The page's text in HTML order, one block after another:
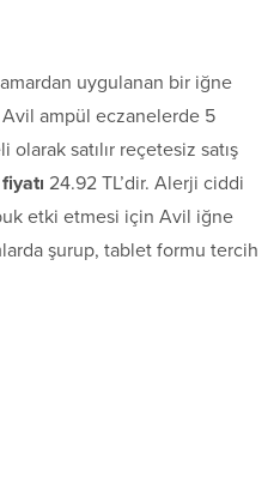
uygulanan bir iğne
ampül eczanelerde 5
satılır reçetesiz satış
24.92 TL’dir. Alerji ciddi
etki etmesi için Avil iğne
şurup, tablet formu tercih